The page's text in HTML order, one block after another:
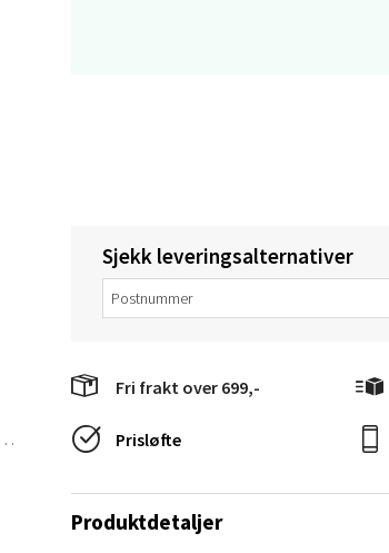
Sjekk leveringsalternativer
Fri frakt over 699,-
Prisløfte
Produktdetaljer
Velg